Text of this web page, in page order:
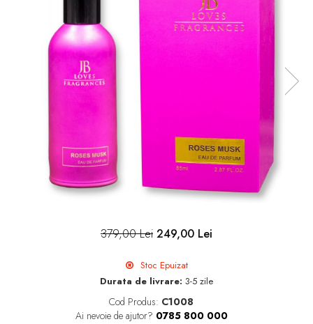
379,00 Lei 249,00 Lei
Stoc Epuizat
Durata de livrare: 3-5 zile
Cod Produs: C1008
Ai nevoie de ajutor? 0785 800 000